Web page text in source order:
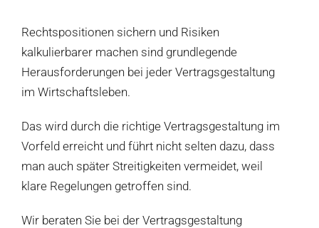
Leistungen
Schulungen
Karriere
Rechtspositionen sichern und Risiken
kalkulierbarer machen sind grundlegende
Herausforderungen bei jeder Vertragsgestaltung
im Wirtschaftsleben.
Das wird durch die richtige Vertragsgestaltung im
Vorfeld erreicht und führt nicht selten dazu, dass
man auch später Streitigkeiten vermeidet, weil
klare Regelungen getroffen sind.
Wir beraten Sie bei der Vertragsgestaltung